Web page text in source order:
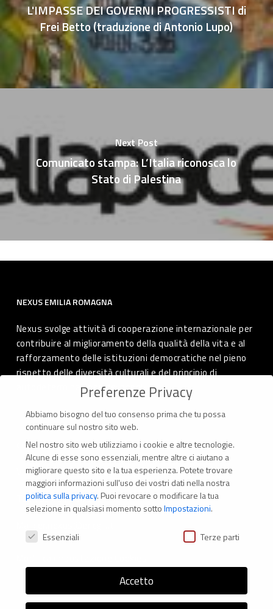
L'IMPASSE DEI GOVERNI PROGRESSISTI di
Frei Betto (traduzione di Antonio Lupo)
Next Post
Comunicato stampa: L’Italia riconosca lo
Stato di Palestina
NEXUS EMILIA ROMAGNA
Nexus svolge attività di cooperazione internazionale per
contribuire al miglioramento della qualità della vita e al
rafforzamento delle istituzioni democratiche nel pieno
rispetto delle diversità culturali e del principio di
autodeterminazione dei popoli.
CONTATTI
Via Marconi 69 – 40122 Bologna (Italia)
Tel. +39 051 294 775
Preferenze Privacy
Abbiamo bisogno del tuo consenso prima che tu possa
continuare sul nostro sito web.
Nel nostro sito web utilizziamo i cookie e altre tecnologie.
Alcune di esse sono essenziali, mentre altre ci aiutano a
migliorare questo sito e la tua esperienza. Potete trovare
maggiori informazioni sull'uso dei vostri dati nella nostra
politica sulla privacy. Puoi revocare o modificare la tua
selezione in qualsiasi momento sottoImpostazioni.
Preferenze Privacy
Essenziali Terze parti
Accetto